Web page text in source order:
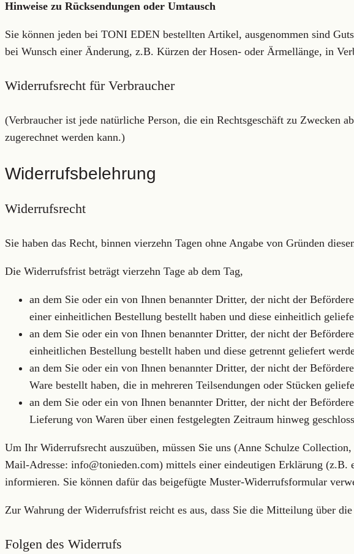
Hinweise zu Rücksendungen oder Umtausch
Sie können jeden bei TONI EDEN bestellten Artikel, ausgenommen sind
bei Wunsch einer Änderung, z.B. Kürzen der Hosen- oder Ärmellänge, in
Widerrufsrecht für Verbraucher
(Verbraucher ist jede natürliche Person, die ein Rechtsgeschäft zu Zwecken
zugerechnet werden kann.)
Widerrufsbelehrung
Widerrufsrecht
Sie haben das Recht, binnen vierzehn Tagen ohne Angabe von Gründen
Die Widerrufsfrist beträgt vierzehn Tage ab dem Tag,
an dem Sie oder ein von Ihnen benannter Dritter, der nicht der
einer einheitlichen Bestellung bestellt haben und diese einheitlich
an dem Sie oder ein von Ihnen benannter Dritter, der nicht der
einheitlichen Bestellung bestellt haben und diese getrennt geliefert
an dem Sie oder ein von Ihnen benannter Dritter, der nicht der
Ware bestellt haben, die in mehreren Teilsendungen oder Stücken
an dem Sie oder ein von Ihnen benannter Dritter, der nicht der
Lieferung von Waren über einen festgelegten Zeitraum hinweg
Um Ihr Widerrufsrecht auszuüben, müssen Sie uns (Anne Schulze
Mail-Adresse: info@tonieden.com) mittels einer eindeutigen Erklärung
informieren. Sie können dafür das beigefügte Muster-Widerrufsformular
Zur Wahrung der Widerrufsfrist reicht es aus, dass Sie die Mitteilung über
Folgen des Widerrufs